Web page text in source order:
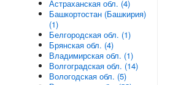
Астраханская обл. (4)
Башкортостан (Башкирия)
(1)
Белгородская обл. (1)
Брянская обл. (4)
Владимирская обл. (1)
Волгоградская обл. (14)
Вологодская обл. (5)